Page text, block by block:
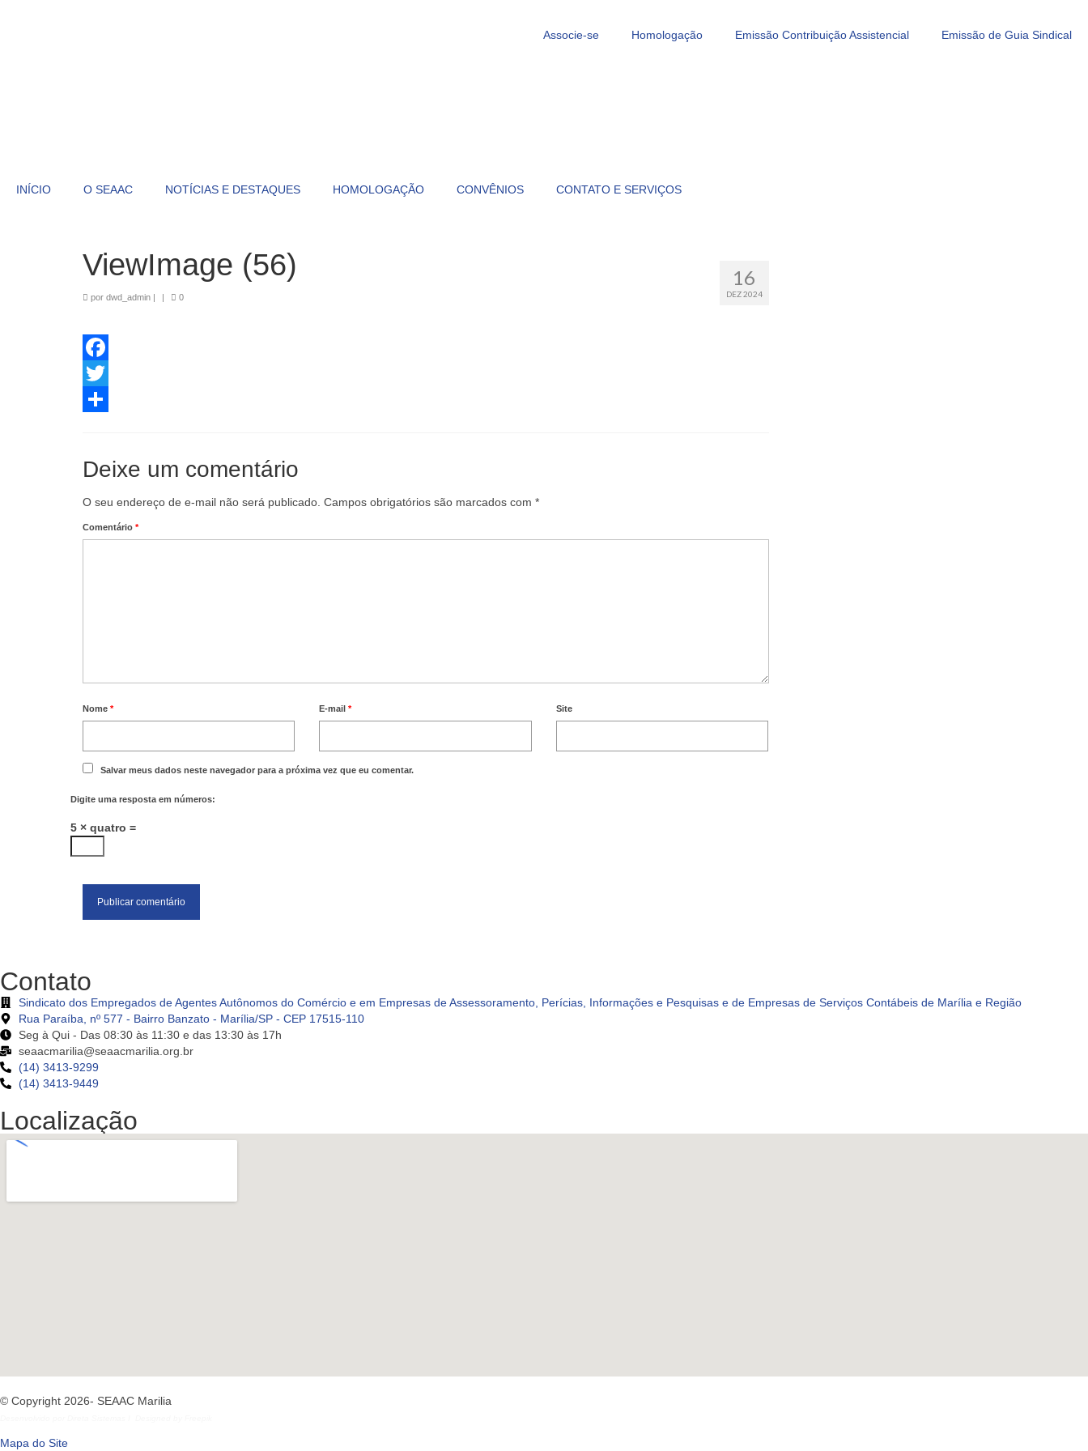
Associe-se Homologação Emissão Contribuição Assistencial Emissão de Guia Sindical
INÍCIO O SEAAC NOTÍCIAS E DESTAQUES HOMOLOGAÇÃO CONVÊNIOS CONTATO E SERVIÇOS
16
DEZ 2024
ViewImage (56)
por dwd_admin | | 0
Facebook
Twitter
Deixe um comentário
O seu endereço de e-mail não será publicado. Campos obrigatórios são marcados com *
Comentário *
Nome * E-mail* Site
Salvar meus dados neste navegador para a próxima vez que eu comentar.
Digite uma resposta em números:
5 × quatro =
Contato
Sindicato dos Empregados de Agentes Autônomos do Comércio e em Empresas de Assessoramento, Perícias, Informações e Pesquisas e de Empresas de Serviços Contábeis de Marília e Região
Rua Paraíba, nº 577 - Bairro Banzato - Marília/SP - CEP 17515-110
Seg à Qui - Das 08:30 às 11:30 e das 13:30 às 17h
seaacmarilia@seaacmarilia.org.br
(14) 3413-9299
(14) 3413-9449
Localização
© Copyright 2026- SEAAC Marilia
Mapa do Site